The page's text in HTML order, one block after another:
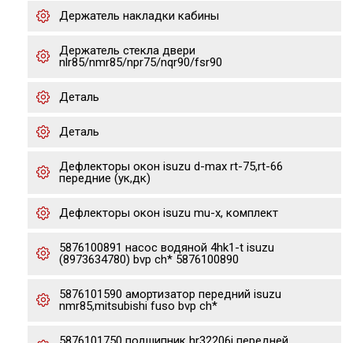
Держатель накладки кабины
Держатель стекла двери
nlr85/nmr85/npr75/nqr90/fsr90
Деталь
Деталь
Дефлекторы окон isuzu d-max rt-75,rt-66
передние (ук,дк)
Дефлекторы окон isuzu mu-x, комплект
5876100891 насос водяной 4hk1-t isuzu
(8973634780) bvp ch* 5876100890
5876101590 амортизатор передний isuzu
nmr85,mitsubishi fuso bvp ch*